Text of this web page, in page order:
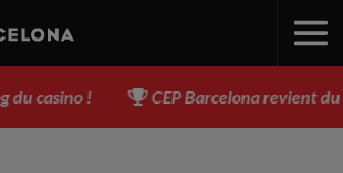
! CEP Barcelona revient du 3